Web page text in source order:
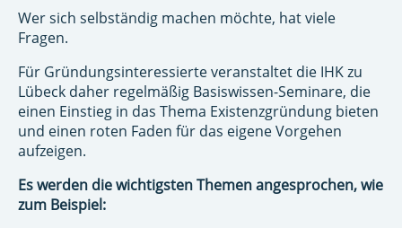
Wer sich selbständig machen möchte, hat viele
Fragen.
Für Gründungsinteressierte veranstaltet die IHK zu
Lübeck daher regelmäßig Basiswissen-Seminare, die
einen Einstieg in das Thema Existenzgründung bieten
und einen roten Faden für das eigene Vorgehen
aufzeigen.
Es werden die wichtigsten Themen angesprochen, wie
zum Beispiel: